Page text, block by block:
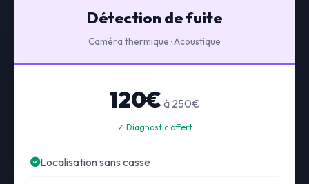
Détection de fuite
Caméra thermique · Acoustique
120€ à 250€
✓ Diagnostic offert
Localisation sans casse